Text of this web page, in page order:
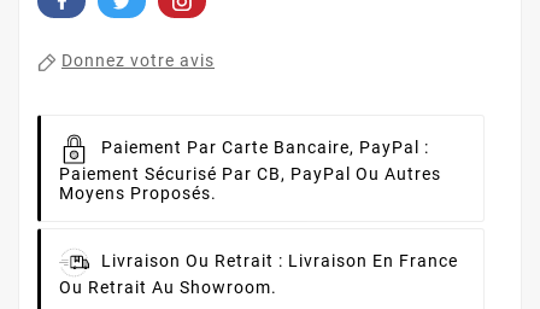
Donnez votre avis
Paiement Par Carte Bancaire, PayPal :
Paiement Sécurisé Par CB, PayPal Ou Autres
Moyens Proposés.
Livraison Ou Retrait : Livraison En France
Ou Retrait Au Showroom.